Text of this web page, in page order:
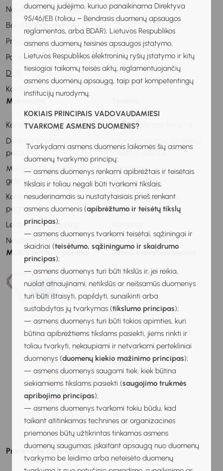
duomenų judėjimo, kuriuo panaikinama Direktyva
95/46/EB (toliau – Bendrasis duomenų apsaugos
reglamentas, arba BDAR), Lietuvos Respublikos
asmens duomenų teisinės apsaugos įstatymo,
Lietuvos Respublikos elektroninių ryšių įstatymo ir kitų
tiesiogiai taikomų teisės aktų, reglamentuojančių
asmens duomenų apsaugą, taip pat kompetentingų
institucijų nurodymų.
KOKIAIS PRINCIPAIS VADOVAUDAMIESI
TVARKOME ASMENS DUOMENIS?
Tvarkydami asmens duomenis laikomės šių asmens
duomenų tvarkymo principų:
— asmens duomenys renkami apibrėžtais ir teisėtais
tikslais ir toliau negali būti tvarkomi tikslais,
nesuderinamais su nustatytaisiais prieš renkant
asmens duomenis (apibrėžtumo ir teisėtų tikslų
principas);
— asmens duomenys tvarkomi teisėtai, sąžiningai ir
skaidriai (teisėtumo, sąžiningumo ir skaidrumo
principas);
— asmens duomenys turi būti tikslūs ir, jei reikia,
nuolat atnaujinami; netikslūs ar neišsamūs duomenys
turi būti ištaisyti, papildyti, sunaikinti arba
sustabdytas jų tvarkymas (tikslumo principas);
— asmens duomenys turi būti tokios apimties, kuri
būtina apibrėžtiems tikslams pasiekti, jiems rinkti ir
toliau tvarkyti, nekaupiami ir netvarkomi pertekliniai
duomenys (duomenų kiekio mažinimo principas);
— asmens duomenys saugomi tiek, kiek būtina
siekiamiems tikslams pasiekti (saugojimo trukmės
apribojimo principas);
— asmens duomenys tvarkomi tokiu būdu, kad
taikant atitinkamas technines ar organizacines
priemones būtų užtikrintas tinkamas asmens
duomenų saugumas, įskaitant apsaugą nuo duomenų
tvarkymo be leidimo arba neteisėto duomenų
Naudojimosi taisyklės
Bendradarbiavimas
Projektai
Parama
DUK
Kontaktai
Profesinis veiklinimas
Metodinė medžiaga
Kvalifikacijos
tobulinimas
Stebėsena
Pagalba
Mokiniams
Karjeros vadovas
Darbo ir profesijų
pasaulis
Mokymosi ir praktikos
galimybės
Karjeros specialisto
pagalba
Leidiniai apie karjerą
Naudingos nuorodos
Vaiko ugdymas karjerai
Informacija apie profesijų
ir darbo pasaulį
Patarimai ir
rekomendacijos
Karjeros specialisto
pagalba
MUKIS remia ir palaiko Senoji svetainės versija
Praneškite apie klaidą